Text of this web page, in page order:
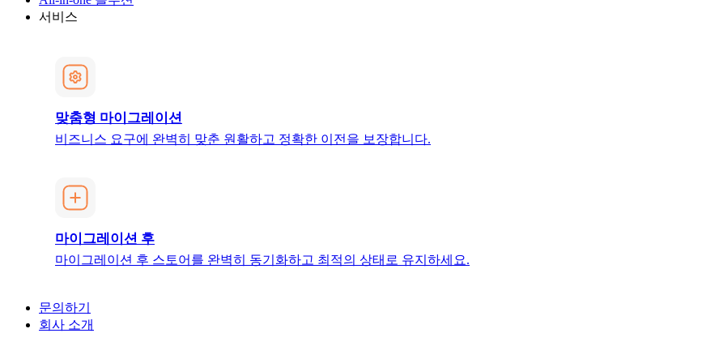
서비스
맞춤형 마이그레이션
비즈니스 요구에 완벽히 맞춘 원활하고 정확한 이전을 보장합니다.
마이그레이션 후
마이그레이션 후 스토어를 완벽히 동기화하고 최적의 상태로 유지하세요.
문의하기
회사 소개